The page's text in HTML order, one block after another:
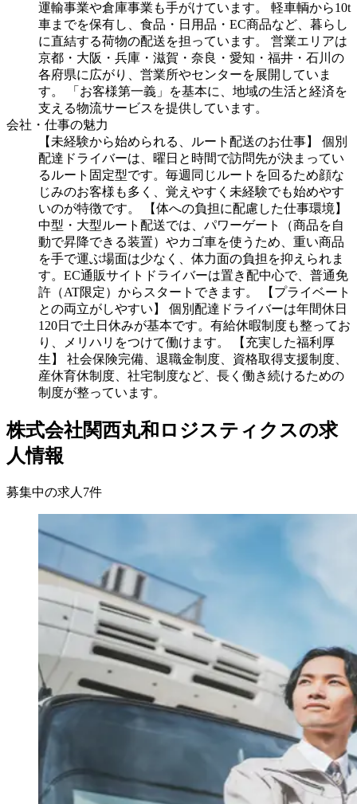
運輸事業や倉庫事業も手がけています。 軽車輌から10t
車までを保有し、食品・日用品・EC商品など、暮らし
に直結する荷物の配送を担っています。 営業エリアは
京都・大阪・兵庫・滋賀・奈良・愛知・福井・石川の
各府県に広がり、営業所やセンターを展開していま
す。 「お客様第一義」を基本に、地域の生活と経済を
支える物流サービスを提供しています。
会社・仕事の魅力
【未経験から始められる、ルート配送のお仕事】 個別
配達ドライバーは、曜日と時間で訪問先が決まってい
るルート固定型です。毎週同じルートを回るため顔な
じみのお客様も多く、覚えやすく未経験でも始めやす
いのが特徴です。 【体への負担に配慮した仕事環境】
中型・大型ルート配送では、パワーゲート（商品を自
動で昇降できる装置）やカゴ車を使うため、重い商品
を手で運ぶ場面は少なく、体力面の負担を抑えられま
す。EC通販サイトドライバーは置き配中心で、普通免
許（AT限定）からスタートできます。 【プライベート
との両立がしやすい】 個別配達ドライバーは年間休日
120日で土日休みが基本です。有給休暇制度も整ってお
り、メリハリをつけて働けます。 【充実した福利厚
生】 社会保険完備、退職金制度、資格取得支援制度、
産休育休制度、社宅制度など、長く働き続けるための
制度が整っています。
株式会社関西丸和ロジスティクスの求
人情報
募集中の求人 7件